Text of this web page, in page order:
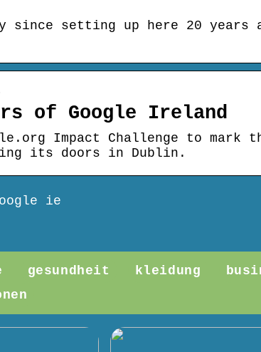
since setting up here 20 years
of Google Ireland
Impact Challenge to mark
its doors in Dublin.
ie
gesundheit kleidung